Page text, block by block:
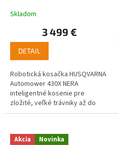
Skladom
3 499 €
DETAIL
Robotická kosačka HUSQVARNA
Automower 430X NERA
inteligentné kosenie pre
zložité, veľké trávniky až do
3200 m². Robotická kosačka na
najmodernejšie...
Akcia Novinka